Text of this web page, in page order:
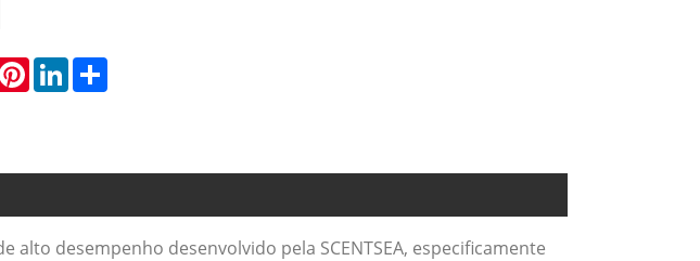
PinterestLinkedIn
desempenho desenvolvido pela SCENTSEA, especificamente